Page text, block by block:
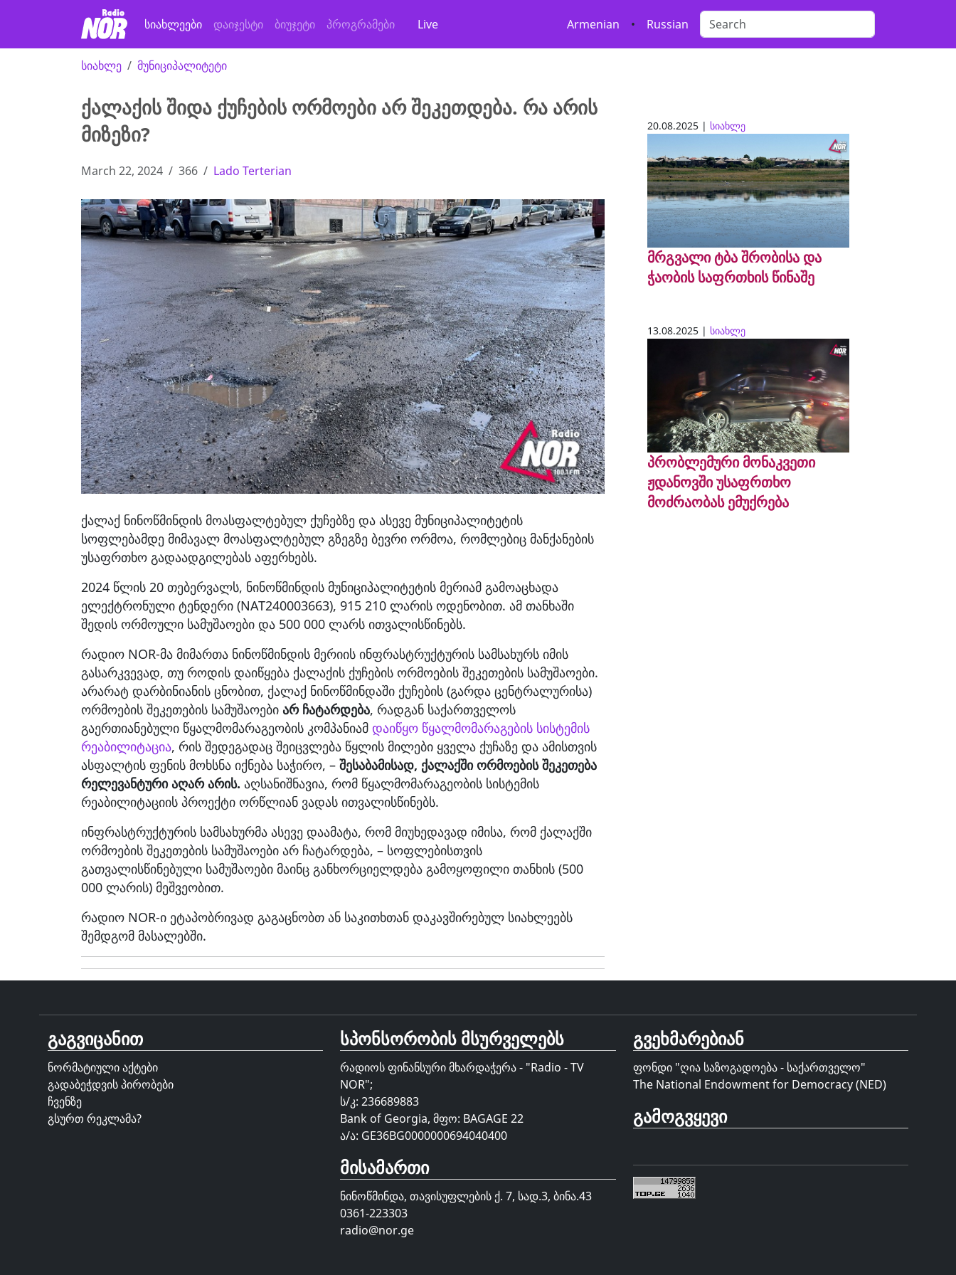
სიახლეები დაიჯესტი ბიუჯეტი პროგრამები Live Armenian • Russian
სიახლე მუნიციპალიტეტი
ქალაქის შიდა ქუჩების ორმოები არ შეკეთდება. რა არის
მიზეზი?
March 22, 2024 366 Lado Terterian
ქალაქ ნინოწმინდის მოასფალტებულ ქუჩებზე და ასევე მუნიციპალიტეტის
სოფლებამდე მიმავალ მოასფალტებულ გზეგზე ბევრი ორმოა, რომლებიც მანქანების
უსაფრთხო გადაადგილებას აფერხებს.
2024 წლის 20 თებერვალს, ნინოწმინდის მუნიციპალიტეტის მერიამ გამოაცხადა
ელექტრონული ტენდერი (NAT240003663), 915 210 ლარის ოდენობით. ამ თანხაში
შედის ორმოული სამუშაოები და 500 000 ლარს ითვალისწინებს.
რადიო NOR-მა მიმართა ნინოწმინდის მერიის ინფრასტრუქტურის სამსახურს იმის
გასარკვევად, თუ როდის დაიწყება ქალაქის ქუჩების ორმოების შეკეთების სამუშაოები.
არარატ დარბინიანის ცნობით, ქალაქ ნინოწმინდაში ქუჩების (გარდა ცენტრალურისა)
ორმოების შეკეთების სამუშაოები არ ჩატარდება, რადგან საქართველოს
გაერთიანებული წყალმომარაგეობის კომპანიამ დაიწყო წყალმომარაგების სისტემის
რეაბილიტაცია, რის შედეგადაც შეიცვლება წყლის მილები ყველა ქუჩაზე და ამისთვის
ასფალტის ფენის მოხსნა იქნება საჭირო, – შესაბამისად, ქალაქში ორმოების შეკეთება
რელევანტური აღარ არის. აღსანიშნავია, რომ წყალმომარაგეობის სისტემის
რეაბილიტაციის პროექტი ორწლიან ვადას ითვალისწინებს.
ინფრასტრუქტურის სამსახურმა ასევე დაამატა, რომ მიუხედავად იმისა, რომ ქალაქში
ორმოების შეკეთების სამუშაოები არ ჩატარდება, – სოფლებისთვის
გათვალისწინებული სამუშაოები მაინც განხორციელდება გამოყოფილი თანხის (500
000 ლარის) მეშვეობით.
რადიო NOR-ი ეტაპობრივად გაგაცნობთ ან საკითხთან დაკავშირებულ სიახლეებს
შემდგომ მასალებში.
20.08.2025 | სიახლე
მრგვალი ტბა შრობისა და
ჭაობის საფრთხის წინაშე
13.08.2025 | სიახლე
პრობლემური მონაკვეთი
ჟდანოვში უსაფრთხო
მოძრაობას ემუქრება
გაგვიცანით
ნორმატიული აქტები
გადაბეჭდვის პირობები
ჩვენზე
გსურთ რეკლამა?
სპონსორობის მსურველებს
რადიოს ფინანსური მხარდაჭერა - "Radio - TV
NOR";
ს/კ: 236689883
Bank of Georgia, მფო: BAGAGE 22
ა/ა: GE36BG0000000694040400
მისამართი
ნინოწმინდა, თავისუფლების ქ. 7, სად.3, ბინა.43
0361-223303
radio@nor.ge
გვეხმარებიან
ფონდი "ღია საზოგადოება - საქართველო"
The National Endowment for Democracy (NED)
გამოგვყევი